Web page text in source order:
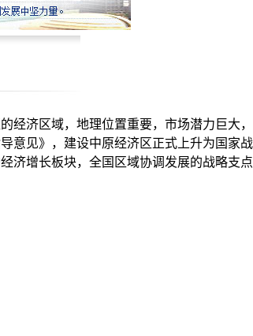
经济区域，地理位置重要，市场潜力巨大
意见》，建设中原经济区正式上升为国家战
增长板块，全国区域协调发展的战略支